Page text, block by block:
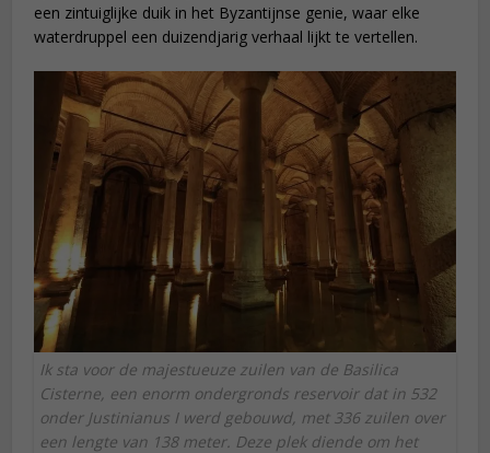
een zintuiglijke duik in het Byzantijnse genie, waar elke
waterdruppel een duizendjarig verhaal lijkt te vertellen.
Ik sta voor de majestueuze zuilen van de Basilica
Cisterne, een enorm ondergronds reservoir dat in 532
onder Justinianus I werd gebouwd, met 336 zuilen over
een lengte van 138 meter. Deze plek diende om het